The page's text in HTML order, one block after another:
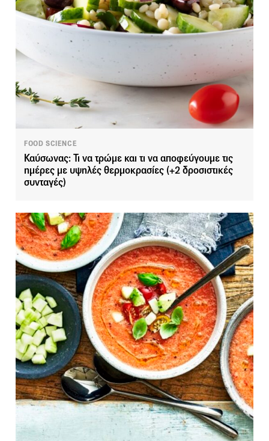
FOOD SCIENCE
Καύσωνας: Τι να τρώμε και τι να αποφεύγουμε τις
ημέρες με υψηλές θερμοκρασίες (+2 δροσιστικές
συνταγές)